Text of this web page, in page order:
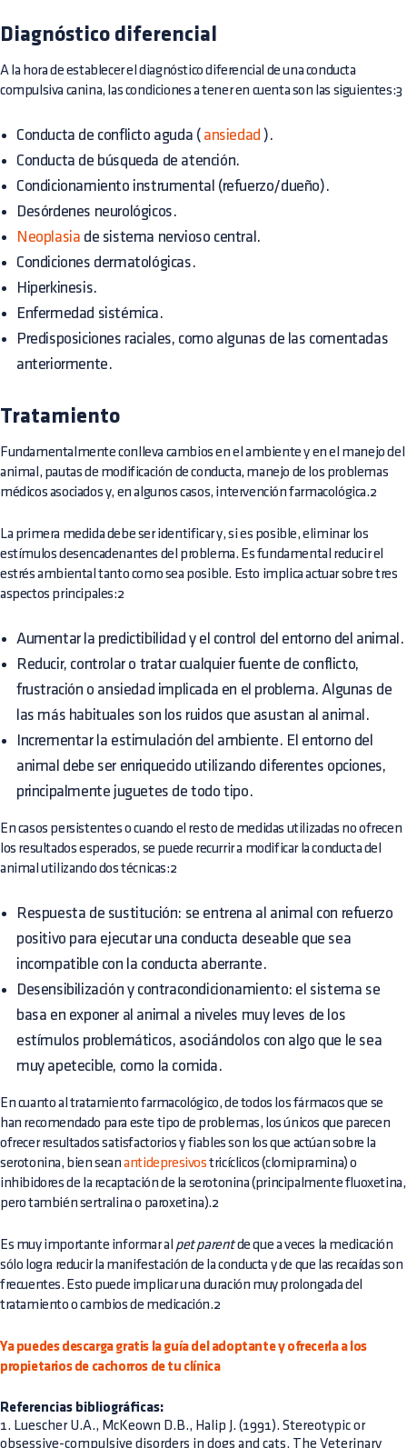
Diagnóstico diferencial
A la hora de establecer el diagnóstico diferencial de una conducta
compulsiva canina, las condiciones a tener en cuenta son las siguientes:3
Conducta de conflicto aguda ( ansiedad ).
Conducta de búsqueda de atención.
Condicionamiento instrumental (refuerzo/dueño).
Desórdenes neurológicos.
Neoplasia de sistema nervioso central.
Condiciones dermatológicas.
Hiperkinesis.
Enfermedad sistémica.
Predisposiciones raciales, como algunas de las comentadas
anteriormente.
Tratamiento
Fundamentalmente conlleva cambios en el ambiente y en el manejo del
animal, pautas de modificación de conducta, manejo de los problemas
médicos asociados y, en algunos casos, intervención farmacológica.2
La primera medida debe ser identificar y, si es posible, eliminar los
estímulos desencadenantes del problema. Es fundamental reducir el
estrés ambiental tanto como sea posible. Esto implica actuar sobre tres
aspectos principales:2
Aumentar la predictibilidad y el control del entorno del animal.
Reducir, controlar o tratar cualquier fuente de conflicto,
frustración o ansiedad implicada en el problema. Algunas de
las más habituales son los ruidos que asustan al animal.
Incrementar la estimulación del ambiente. El entorno del
animal debe ser enriquecido utilizando diferentes opciones,
principalmente juguetes de todo tipo.
En casos persistentes o cuando el resto de medidas utilizadas no ofrecen
los resultados esperados, se puede recurrir a modificar la conducta del
animal utilizando dos técnicas:2
Respuesta de sustitución: se entrena al animal con refuerzo
positivo para ejecutar una conducta deseable que sea
incompatible con la conducta aberrante.
Desensibilización y contracondicionamiento: el sistema se
basa en exponer al animal a niveles muy leves de los
estímulos problemáticos, asociándolos con algo que le sea
muy apetecible, como la comida.
En cuanto al tratamiento farmacológico, de todos los fármacos que se
han recomendado para este tipo de problemas, los únicos que parecen
ofrecer resultados satisfactorios y fiables son los que actúan sobre la
serotonina, bien seanantidepresivos tricíclicos (clomipramina) o
inhibidores de la recaptación de la serotonina (principalmente fluoxetina,
pero también sertralina o paroxetina).2
Es muy importante informar al pet parentde que a veces la medicación
sólo logra reducir la manifestación de la conducta y de que las recaídas son
frecuentes. Esto puede implicar una duración muy prolongada del
tratamiento o cambios de medicación.2
Ya puedes descarga gratis la guía del adoptante y ofrecerla a los
propietarios de cachorros de tu clínica
Referencias bibliográficas:
1. Luescher U.A., McKeown D.B., Halip J. (1991). Stereotypic or
obsessive-compulsive disorders in dogs and cats. The Veterinary